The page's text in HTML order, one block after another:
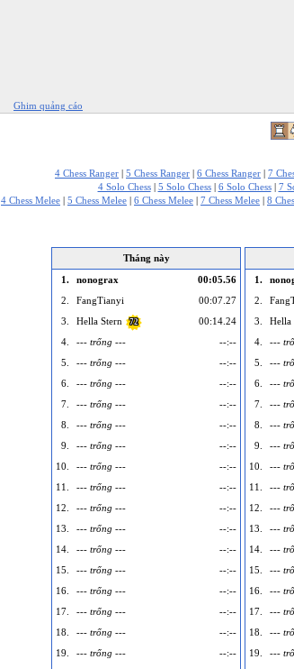
Ghim quảng cáo
4 Chess Ranger | 5 Chess Ranger | 6 Chess Ranger | 7
4 Solo Chess| 5 Solo Chess| 6 Solo Chess| 7
4 Chess Melee | 5 Chess Melee | 6 Chess Melee | 7 Chess Melee | 8
Tháng này
1.
nonograx
00:05.56
2.
FangTianyi
00:07.27
3.
Hella Stern 72
00:14.24
4.
--- trống ---
--:--
5.
--- trống ---
--:--
6.
--- trống ---
--:--
7.
--- trống ---
--:--
8.
--- trống ---
--:--
9.
--- trống ---
--:--
10.
--- trống ---
--:--
11.
--- trống ---
--:--
12.
--- trống ---
--:--
13.
--- trống ---
--:--
14.
--- trống ---
--:--
15.
--- trống ---
--:--
16.
--- trống ---
--:--
17.
--- trống ---
--:--
18.
--- trống ---
--:--
19.
--- trống ---
--:--
1.
2.
3.
Hella
4.
---
5.
---
6.
---
7.
---
8.
---
9.
---
10.
---
11.
---
12.
---
13.
---
14.
---
15.
---
16.
---
17.
---
18.
---
19.
---